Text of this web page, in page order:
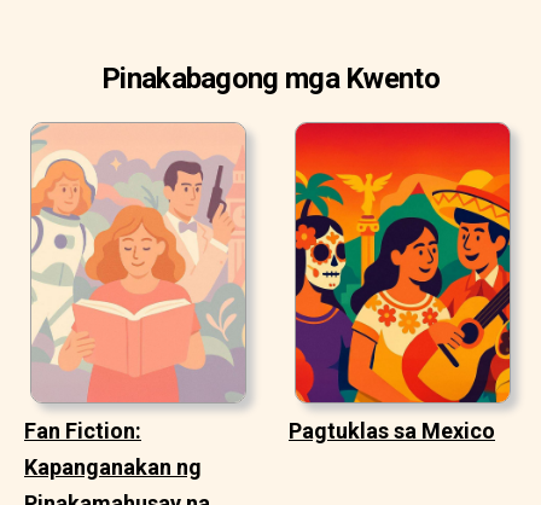
Pinakabagong mga Kwento
Fan Fiction:
Kapanganakan ng
Pagtuklas sa Mexico